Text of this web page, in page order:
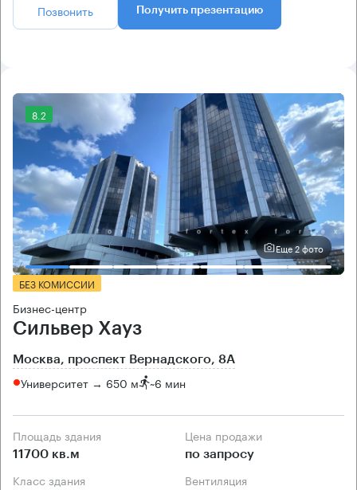
Позвонить Получить презентацию
8.2
Еще 2 фото
БЕЗ КОМИССИИ
Бизнес-центр
Сильвер Хауз
Москва, проспект Вернадского, 8А
Университет → 650 м ~6 мин
Площадь здания
11700 кв.м
Цена продажи
по запросу
Класс здания Вентиляция